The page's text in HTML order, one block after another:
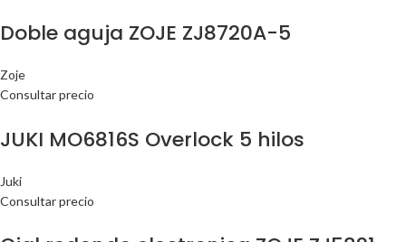
Doble aguja ZOJE ZJ8720A-5
Zoje
Consultar precio
JUKI MO6816S Overlock 5 hilos
Juki
Consultar precio